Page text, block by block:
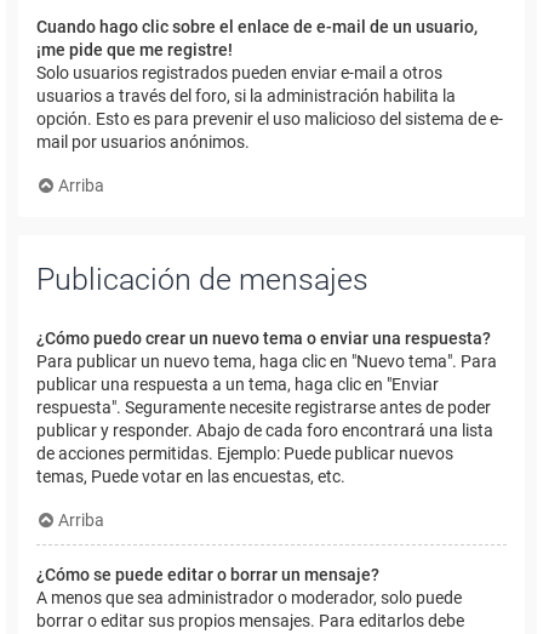
Cuando hago clic sobre el enlace de e-mail de un usuario,
¡me pide que me registre!
Solo usuarios registrados pueden enviar e-mail a otros
usuarios a través del foro, si la administración habilita la
opción. Esto es para prevenir el uso malicioso del sistema de e-
mail por usuarios anónimos.
Arriba
Publicación de mensajes
¿Cómo puedo crear un nuevo tema o enviar una respuesta?
Para publicar un nuevo tema, haga clic en "Nuevo tema". Para
publicar una respuesta a un tema, haga clic en "Enviar
respuesta". Seguramente necesite registrarse antes de poder
publicar y responder. Abajo de cada foro encontrará una lista
de acciones permitidas. Ejemplo: Puede publicar nuevos
temas, Puede votar en las encuestas, etc.
Arriba
¿Cómo se puede editar o borrar un mensaje?
A menos que sea administrador o moderador, solo puede
borrar o editar sus propios mensajes. Para editarlos debe